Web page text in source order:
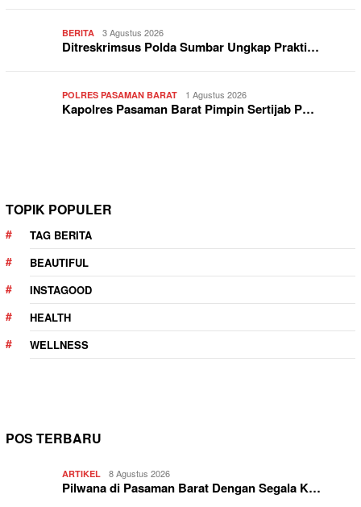
BERITA 3 Agustus 2026
Ditreskrimsus Polda Sumbar Ungkap Prakti…
POLRES PASAMAN BARAT 1 Agustus 2026
Kapolres Pasaman Barat Pimpin Sertijab P…
TOPIK POPULER
TAG BERITA
BEAUTIFUL
INSTAGOOD
HEALTH
WELLNESS
POS TERBARU
ARTIKEL 8 Agustus 2026
Pilwana di Pasaman Barat Dengan Segala K…